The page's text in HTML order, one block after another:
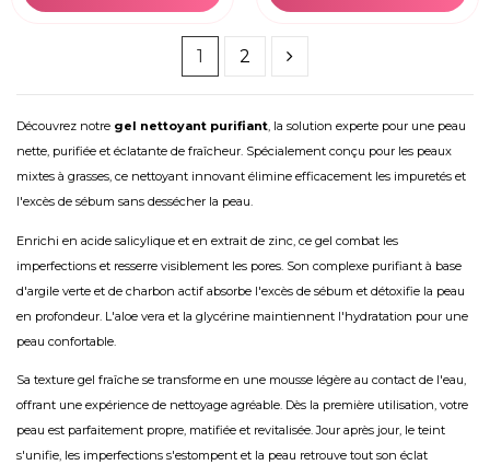
1 2
Découvrez notre gel nettoyant purifiant, la solution experte pour une peau
nette, purifiée et éclatante de fraîcheur. Spécialement conçu pour les peaux
mixtes à grasses, ce nettoyant innovant élimine efficacement les impuretés et
l'excès de sébum sans dessécher la peau.
Enrichi en acide salicylique et en extrait de zinc, ce gel combat les
imperfections et resserre visiblement les pores. Son complexe purifiant à base
d'argile verte et de charbon actif absorbe l'excès de sébum et détoxifie la peau
en profondeur. L'aloe vera et la glycérine maintiennent l'hydratation pour une
peau confortable.
Sa texture gel fraîche se transforme en une mousse légère au contact de l'eau,
offrant une expérience de nettoyage agréable. Dès la première utilisation, votre
peau est parfaitement propre, matifiée et revitalisée. Jour après jour, le teint
s'unifie, les imperfections s'estompent et la peau retrouve tout son éclat